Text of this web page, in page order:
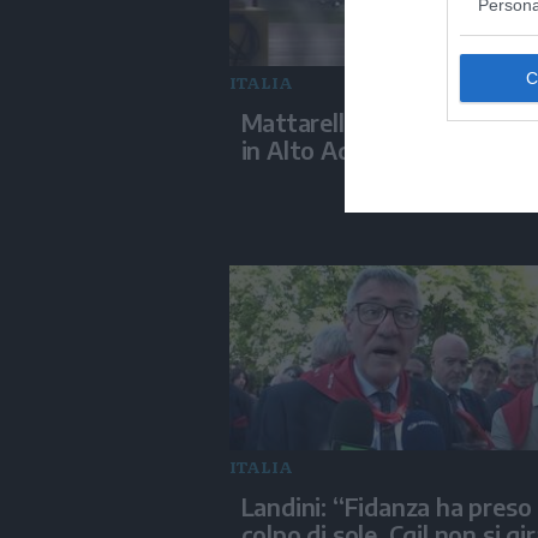
ITALIA
Mattarella, iniziate le
in Alto Adige
ITALIA
Landini: “Fidanza ha preso